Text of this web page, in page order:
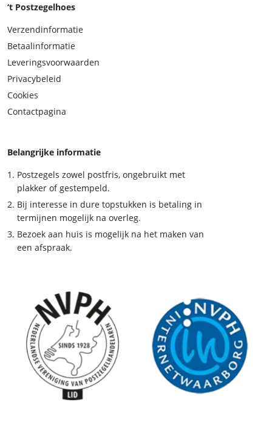
‘t Postzegelhoes
Verzendinformatie
Betaalinformatie
Leveringsvoorwaarden
Privacybeleid
Cookies
Contactpagina
Belangrijke informatie
Postzegels zowel postfris, ongebruikt met
plakker of gestempeld.
Bij interesse in dure topstukken is betaling in
termijnen mogelijk na overleg.
Bezoek aan huis is mogelijk na het maken van
een afspraak.